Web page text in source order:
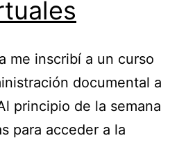
me inscribí a un curso
documental a
principio de la semana
para acceder a la